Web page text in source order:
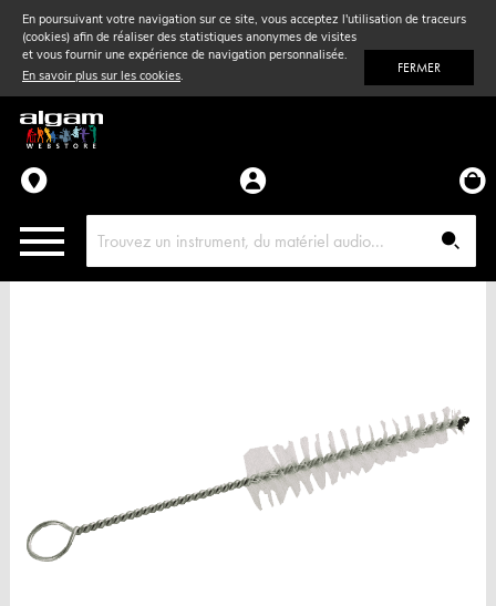
En poursuivant votre navigation sur ce site, vous acceptez l'utilisation de traceurs
(cookies) afin de réaliser des statistiques anonymes de visites
et vous fournir une expérience de navigation personnalisée.
En savoir plus sur les cookies. FERMER
Vent& Violon
Accessoires
Pièces détachées